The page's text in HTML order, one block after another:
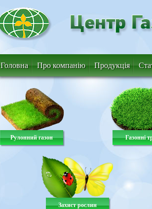
Головна Про компанію Продукція
Рулонний газон Газонні
Захист рослин